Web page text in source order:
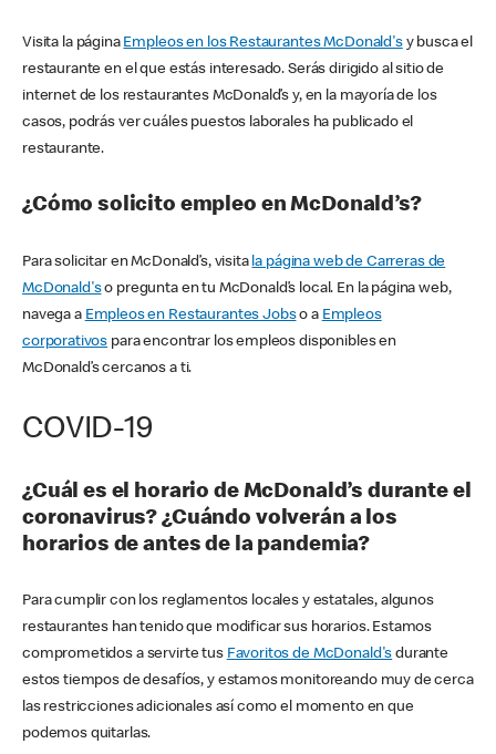
Visita la página Empleos en los Restaurantes McDonald'sy busca el
restaurante en el que estás interesado. Serás dirigido al sitio de
internet de los restaurantes McDonald’s y, en la mayoría de los
casos, podrás ver cuáles puestos laborales ha publicado el
restaurante.
¿Cómo solicito empleo en McDonald’s?
Para solicitar en McDonald’s, visita la página web de Carreras de
McDonald'so pregunta en tu McDonald’s local. En la página web,
navega a Empleos en Restaurantes Jobso a Empleos
corporativos para encontrar los empleos disponibles en
McDonald’s cercanos a ti.
COVID-19
¿Cuál es el horario de McDonald’s durante el
coronavirus? ¿Cuándo volverán a los
horarios de antes de la pandemia?
Para cumplir con los reglamentos locales y estatales, algunos
restaurantes han tenido que modificar sus horarios. Estamos
comprometidos a servirte tus Favoritos de McDonald's durante
estos tiempos de desafíos, y estamos monitoreando muy de cerca
las restricciones adicionales así como el momento en que
podemos quitarlas.